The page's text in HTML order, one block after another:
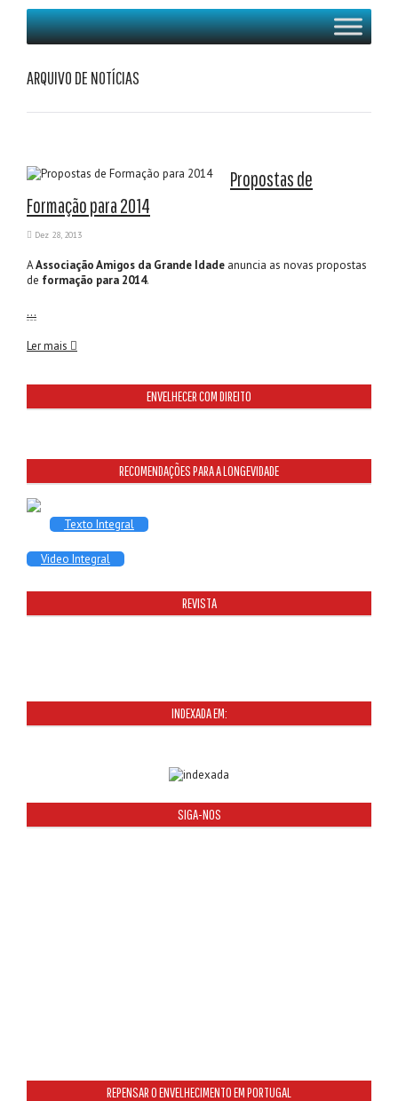
ARQUIVO DE NOTÍCIAS
Propostas de
Formação para 2014
Dez 28, 2013
AAssociação Amigos da Grande Idade anuncia as novas propostas
de formação para 2014.
…
Ler mais
ENVELHECER COM DIREITO
RECOMENDAÇÕES PARA A LONGEVIDADE
Texto Integral
Video Integral
REVISTA
INDEXADA EM:
SIGA-NOS
REPENSAR O ENVELHECIMENTO EM PORTUGAL